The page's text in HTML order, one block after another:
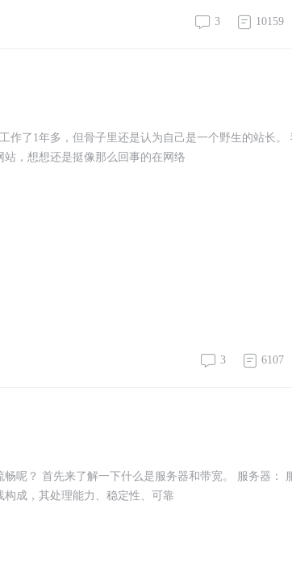
3 10159
作了1年多，但骨子里还是认为自己是一个野生的站长。
，想想还是挺像那么回事的在网络
3 6107
呢？ 首先来了解一下什么是服务器和带宽。 服务器：
成，其处理能力、稳定性、可靠